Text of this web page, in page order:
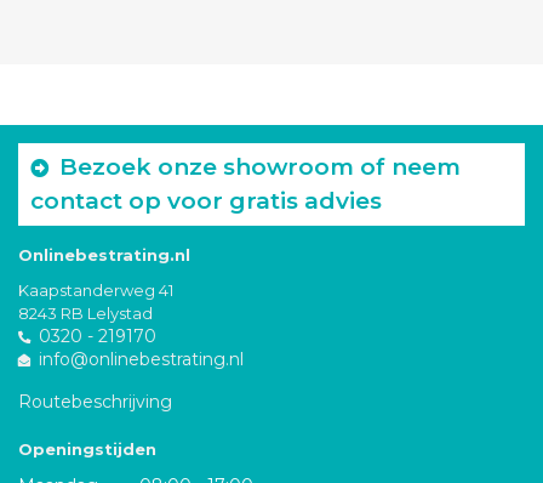
Bezoek onze showroom of neem
contact op voor gratis advies
Onlinebestrating.nl
Kaapstanderweg 41
8243 RB Lelystad
0320 - 219170
info@onlinebestrating.nl
Routebeschrijving
Openingstijden